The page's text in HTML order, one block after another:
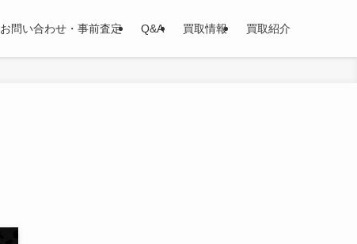
お問い合わせ・事前査定 Q&A 買取情報 買取紹介